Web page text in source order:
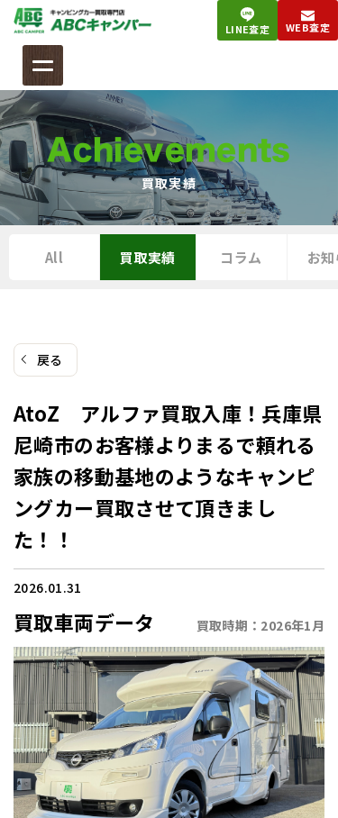
ツ
へ
ス
キ
ッ
プ
LINE査定 WEB査定
Achievements
買取実績
All 買取実績 コラム お知
戻る
AtoZ アルファ買取入庫！兵庫県
尼崎市のお客様よりまるで頼れる
家族の移動基地のようなキャンピ
ングカー買取させて頂きまし
た！！
2026.01.31
買取車両データ 買取時期： 2026年1月